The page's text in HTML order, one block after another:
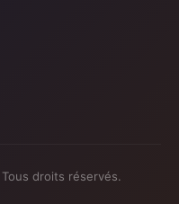
droits réservés.